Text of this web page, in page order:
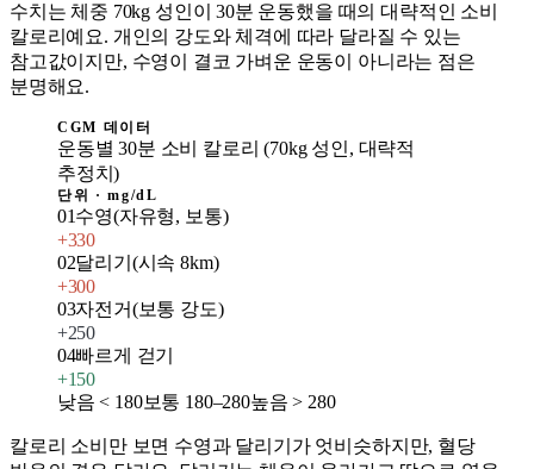
수치는 체중 70kg 성인이 30분 운동했을 때의 대략적인 소비
칼로리예요. 개인의 강도와 체격에 따라 달라질 수 있는
참고값이지만, 수영이 결코 가벼운 운동이 아니라는 점은
분명해요.
CGM 데이터
운동별 30분 소비 칼로리 (70kg 성인, 대략적
추정치)
단위 ·mg/dL
01수영(자유형, 보통)
+330
02달리기(시속 8km)
+300
03자전거(보통 강도)
+250
04빠르게 걷기
+150
낮음 < 180보통 180–280높음 > 280
칼로리 소비만 보면 수영과 달리기가 엇비슷하지만, 혈당